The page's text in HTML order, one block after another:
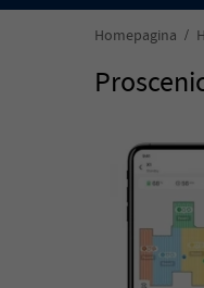
Homepagina